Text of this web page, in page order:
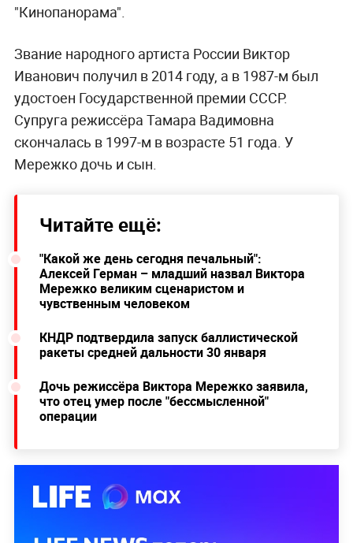
"Кинопанорама".
Звание народного артиста России Виктор
Иванович получил в 2014 году, а в 1987-м был
удостоен Государственной премии СССР.
Супруга режиссёра Тамара Вадимовна
скончалась в 1997-м в возрасте 51 года. У
Мережко дочь и сын.
Читайте ещё:
"Какой же день сегодня печальный":
Алексей Герман – младший назвал Виктора
Мережко великим сценаристом и
чувственным человеком
КНДР подтвердила запуск баллистической
ракеты средней дальности 30 января
Дочь режиссёра Виктора Мережко заявила,
что отец умер после "бессмысленной"
операции